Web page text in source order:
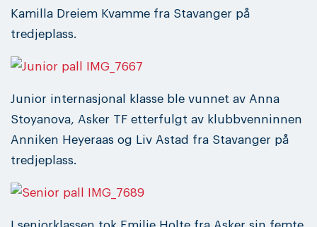
Kamilla Dreiem Kvamme fra Stavanger på
tredjeplass.
Junior internasjonal klasse ble vunnet av Anna
Stoyanova, Asker TF etterfulgt av klubbvenninnen
Anniken Heyeraas og Liv Astad fra Stavanger på
tredjeplass.